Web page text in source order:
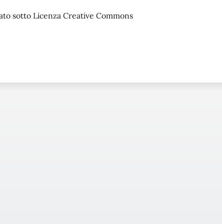
sotto Licenza Creative Commons